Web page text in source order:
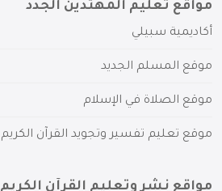
مواقع تعليم المهتدين الجدد
أكاديمية سبيلي
موقع المسلم الجديد
موقع الصلاة في الإسلام
موقع تعليم تفسير وتجويد القرآن الكريم
مواقع نشر وتعليم القرآن الكريم